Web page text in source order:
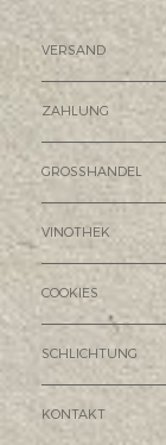
VERSAND
ZAHLUNG
GROSSHANDEL
VINOTHEK
COOKIES
SCHLICHTUNG
KONTAKT